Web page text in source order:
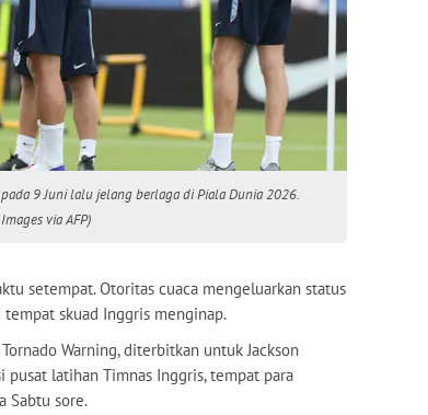
9 Juni lalu jelang berlaga di Piala Dunia 2026.
via AFP)
setempat. Otoritas cuaca mengeluarkan status
tempat skuad Inggris menginap.
Warning, diterbitkan untuk Jackson
pusat latihan Timnas Inggris, tempat para
Sabtu sore.